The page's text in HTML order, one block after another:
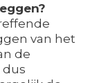
van het
de
dus